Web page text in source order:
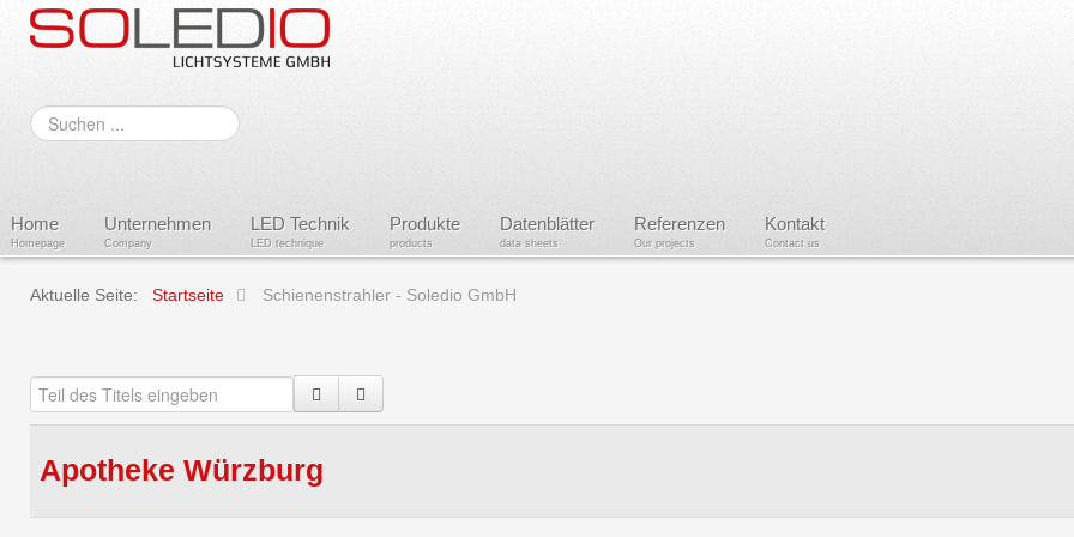
Suchen
...
Home
Homepage
Unternehmen
Company
LED Technik
LED technique
Produkte
products
Datenblätter
data sheets
Referenzen
Our projects
Kontakt
Contact us
Aktuelle Seite: Startseite Schienenstrahler - Soledio GmbH
Apotheke Würzburg